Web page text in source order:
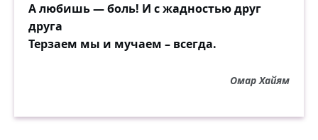
А любишь — боль! И с жадностью друг
друга
Терзаем мы и мучаем – всегда.
Омар Хайям